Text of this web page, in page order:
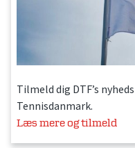
Tilmeld dig DTF’s
Tennisdanmark.
Læs mere og tilmeld